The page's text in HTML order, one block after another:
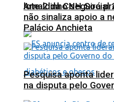
lote 2 da CNH Social
Arnaldinho seguirá
não sinaliza apoio a
Palácio Anchieta
Pesquisa aponta
na disputa pelo